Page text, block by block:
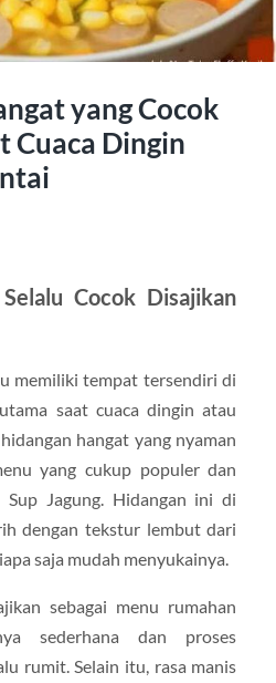
yang Cocok
Cuaca Dingin
Cocok Disajikan
memiliki tempat tersendiri di
saat cuaca dingin atau
hangat yang nyaman
yang cukup populer dan
Sup Jagung. Hidangan ini di
dengan tekstur lembut dari
saja mudah menyukainya.
sebagai menu rumahan
sederhana dan proses
rumit. Selain itu, rasa manis